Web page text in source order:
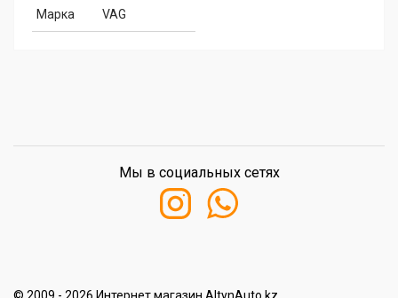
Марка VAG
Мы в социальных сетях